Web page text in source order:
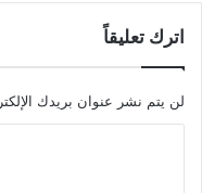
اترك تعليقاً
لن يتم نشر عنوان بريدك